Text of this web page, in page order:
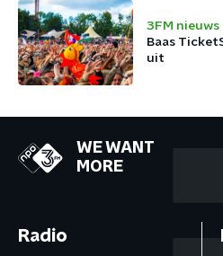
3FM nieuws
Baas
uit
WE WANT
MORE
Radio